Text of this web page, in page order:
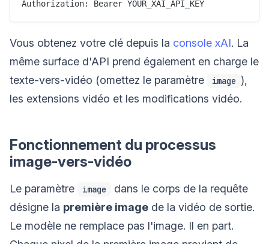
Vous obtenez votre clé depuis la console xAI. La
même surface d'API prend également en charge le
texte-vers-vidéo (omettez le paramètre
image ),
les extensions vidéo et les modifications vidéo.
Fonctionnement du processus
image-vers-vidéo
Le paramètre image
dans le corps de la requête
désigne la première image de la vidéo de sortie.
Le modèle ne remplace pas l'image. Il en part.